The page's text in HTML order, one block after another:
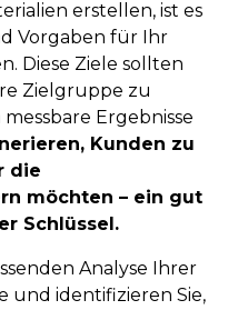
erstellen, ist es
Vorgaben für Ihr
Diese Ziele sollten
Zielgruppe zu
Ergebnisse
Kunden zu
die
möchten – ein gut
Schlüssel.
Analyse Ihrer
und identifizieren Sie,